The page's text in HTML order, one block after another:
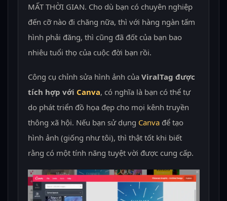
MẤT THỜI GIAN. Cho dù bạn có chuyên nghiệp
đến cỡ nào đi chăng nữa, thì với hàng ngàn tấm
hình phải đăng, thì cũng đã đốt của bạn bao
nhiêu tuổi thọ của cuộc đời bạn rồi.
Công cụ chỉnh sửa hình ảnh của ViralTag được
tích hợp với Canva, có nghĩa là bạn có thể tự
do phát triển đồ họa đẹp cho mọi kênh truyền
thông xã hội. Nếu bạn sử dụng Canvađể tạo
hình ảnh (giống như tôi), thì thật tốt khi biết
rằng có một tính năng tuyệt vời được cung cấp.